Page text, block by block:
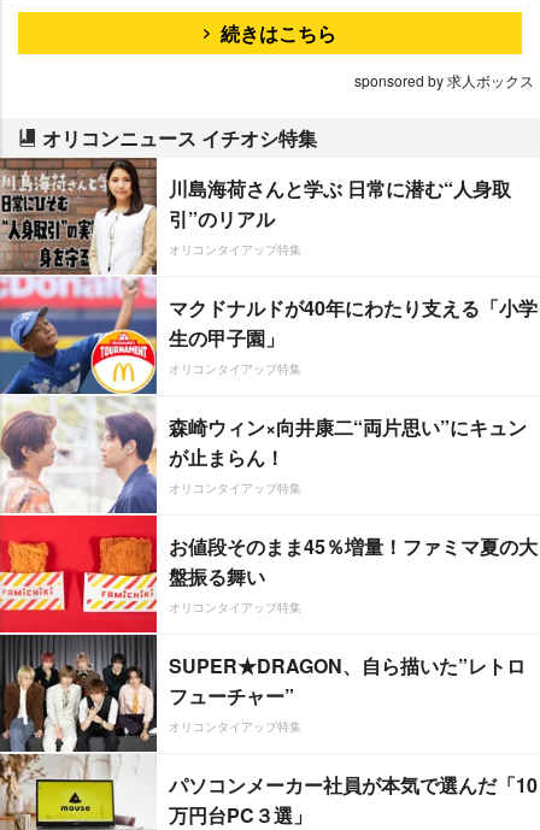
続きはこちら
sponsored by 求人ボックス
オリコンニュース イチオシ特集
川島海荷さんと学ぶ 日常に潜む“人身取
引”のリアル
オリコンタイアップ特集
マクドナルドが40年にわたり支える「小学
生の甲子園」
オリコンタイアップ特集
森崎ウィン×向井康二“両片思い”にキュン
が止まらん！
オリコンタイアップ特集
お値段そのまま45％増量！ファミマ夏の大
盤振る舞い
オリコンタイアップ特集
SUPER★DRAGON、自ら描いた”レトロ
フューチャー”
オリコンタイアップ特集
パソコンメーカー社員が本気で選んだ「10
万円台PC３選」